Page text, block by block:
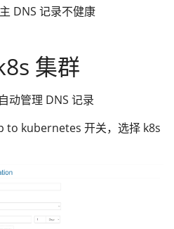
DNS 记录不健康
集群
动管理 DNS 记录
to kubernetes 开关，选择 k8s